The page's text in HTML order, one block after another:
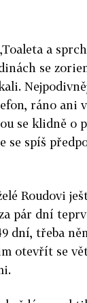
a
se
ráno ani
se klidně o
spíš
Roudovi
pár dní
dní, třeba
otevřít se